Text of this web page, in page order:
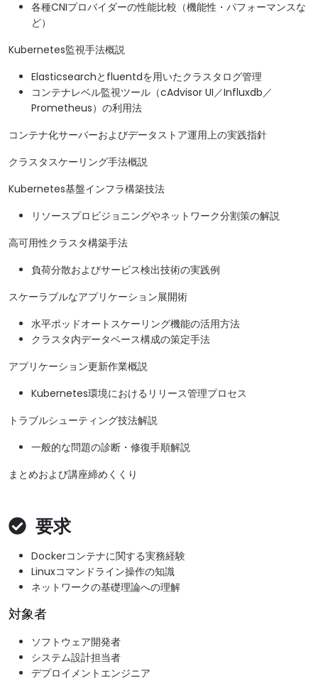
各種CNIプロバイダーの性能比較（機能性・パフォーマンスな
ど）
Kubernetes監視手法概説
Elasticsearchとfluentdを用いたクラスタログ管理
コンテナレベル監視ツール（cAdvisor UI／Influxdb／
Prometheus）の利用法
コンテナ化サーバーおよびデータストア運用上の実践指針
クラスタスケーリング手法概説
Kubernetes基盤インフラ構築技法
リソースプロビジョニングやネットワーク分割策の解説
高可用性クラスタ構築手法
負荷分散およびサービス検出技術の実践例
スケーラブルなアプリケーション展開術
水平ポッドオートスケーリング機能の活用方法
クラスタ内データベース構成の策定手法
アプリケーション更新作業概説
Kubernetes環境におけるリリース管理プロセス
トラブルシューティング技法解説
一般的な問題の診断・修復手順解説
まとめおよび講座締めくくり
要求
Dockerコンテナに関する実務経験
Linuxコマンドライン操作の知識
ネットワークの基礎理論への理解
対象者
ソフトウェア開発者
システム設計担当者
デプロイメントエンジニア